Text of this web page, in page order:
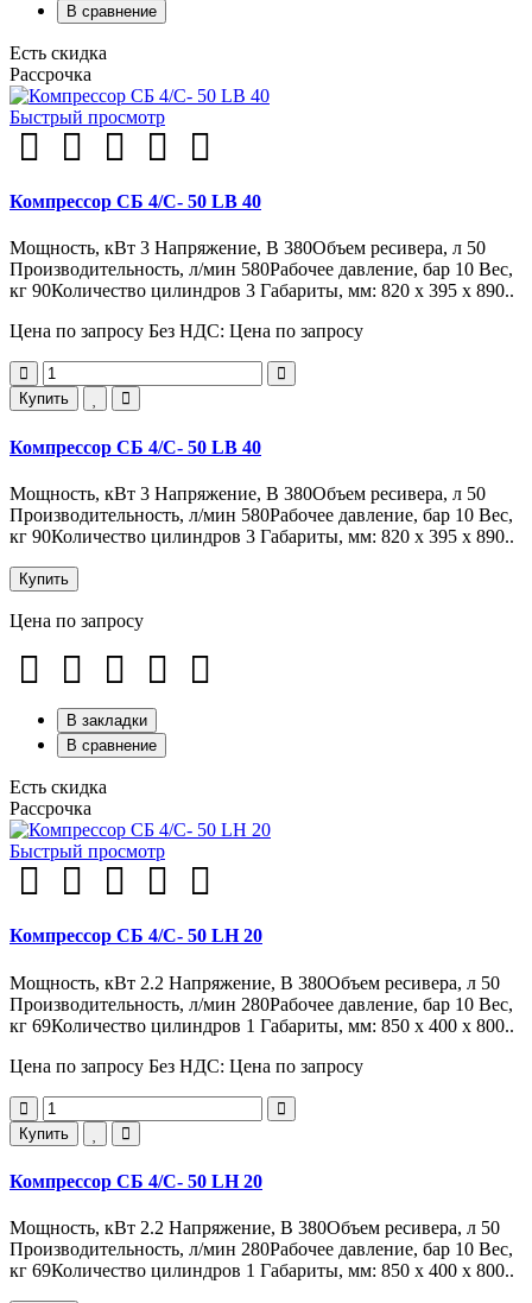
В сравнение
Есть скидка
Рассрочка
Быстрый просмотр
Компрессор СБ 4/С- 50 LB 40
Мощность, кВт 3 Напряжение, В 380Объем ресивера, л 50
Производительность, л/мин 580Рабочее давление, бар 10 Вес,
кг 90Количество цилиндров 3 Габариты, мм: 820 x 395 x 890..
Цена по запросу Без НДС: Цена по запросу
Купить
Компрессор СБ 4/С- 50 LB 40
Мощность, кВт 3 Напряжение, В 380Объем ресивера, л 50
Производительность, л/мин 580Рабочее давление, бар 10 Вес,
кг 90Количество цилиндров 3 Габариты, мм: 820 x 395 x 890..
Купить
Цена по запросу
В закладки
В сравнение
Есть скидка
Рассрочка
Быстрый просмотр
Компрессор СБ 4/С- 50 LH 20
Мощность, кВт 2.2 Напряжение, В 380Объем ресивера, л 50
Производительность, л/мин 280Рабочее давление, бар 10 Вес,
кг 69Количество цилиндров 1 Габариты, мм: 850 x 400 x 800..
Цена по запросу Без НДС: Цена по запросу
Купить
Компрессор СБ 4/С- 50 LH 20
Мощность, кВт 2.2 Напряжение, В 380Объем ресивера, л 50
Производительность, л/мин 280Рабочее давление, бар 10 Вес,
кг 69Количество цилиндров 1 Габариты, мм: 850 x 400 x 800..